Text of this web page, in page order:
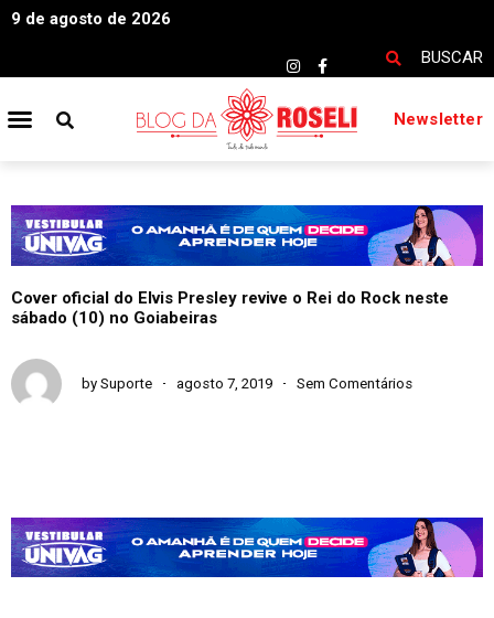
9 de agosto de 2026
BUSCAR
Newsletter
Cover oficial do Elvis Presley revive o Rei do Rock neste
sábado (10) no Goiabeiras
by Suporte agosto 7, 2019 Sem Comentários